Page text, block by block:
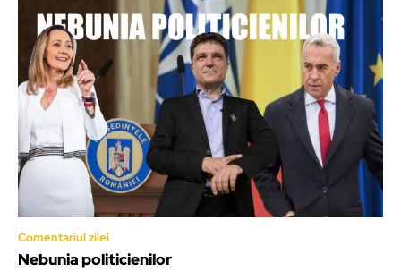
Comentariul zilei
Nebunia politicienilor